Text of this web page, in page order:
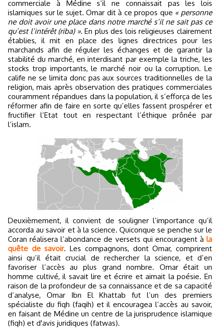
commerciale à Médine s’il ne connaissait pas les lois
islamiques sur le sujet. Omar dit à ce propos que « personne
ne doit avoir une place dans notre marché s’il ne sait pas ce
qu’est l’intérêt (riba) ». En plus des lois religieuses clairement
établies, il mit en place des lignes directrices pour les
marchands afin de réguler les échanges et de garantir la
stabilité du marché, en interdisant par exemple la triche, les
stocks trop importants, le marché noir ou la corruption. Le
calife ne se limita donc pas aux sources traditionnelles de la
religion, mais après observation des pratiques commerciales
couramment répandues dans la population, il s’efforça de les
réformer afin de faire en sorte qu’elles fassent prospérer et
fructifier l’Etat tout en respectant l’éthique prônée par
l’islam.
Deuxièmement, il convient de souligner l’importance qu’il
accorda au savoir et à la science. Quiconque se penche sur le
Coran réalisera l’abondance de versets qui encouragent à la
quête de savoir. Les compagnons, dont Omar, comprirent
ainsi qu’il était crucial de rechercher la science, et d’en
favoriser l’accès au plus grand nombre. Omar était un
homme cultivé, il savait lire et écrire et aimait la poésie. En
raison de la profondeur de sa connaissance et de sa capacité
d’analyse, Omar Ibn El Khattab fut l’un des premiers
spécialiste du fiqh (faqih) et il encouragea l’accès au savoir,
en faisant de Médine un centre de la jurisprudence islamique
(fiqh) et d'avis juridiques (fatwas).